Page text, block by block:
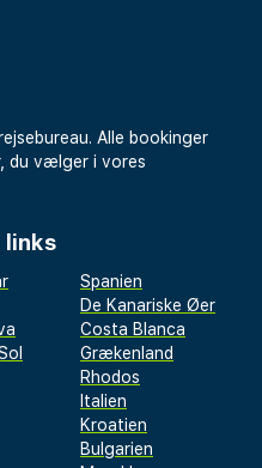
Alle bookinger
du vælger i vores
links
Spanien
De Kanariske Øer
Costa Blanca
Grækenland
Rhodos
Italien
Kroatien
Bulgarien